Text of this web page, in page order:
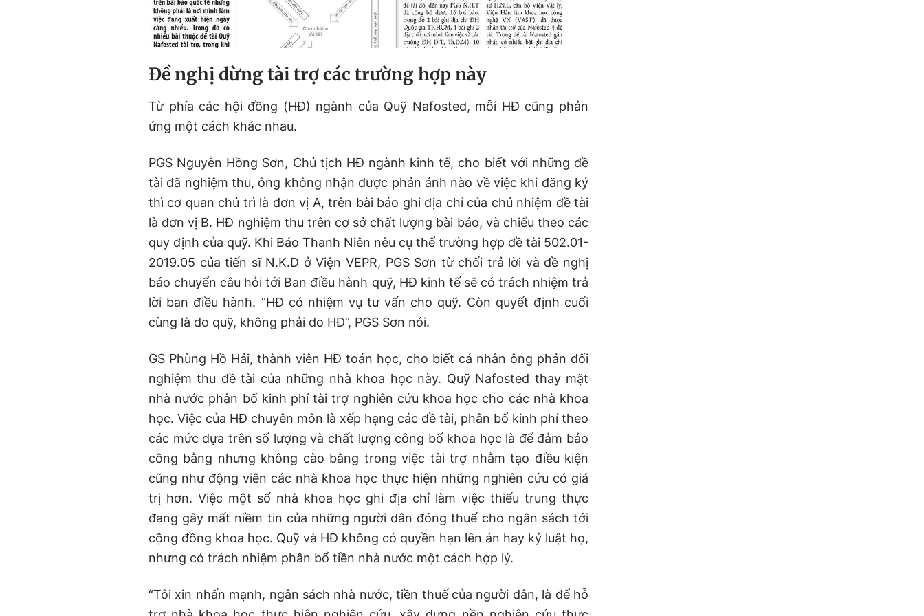
Đề nghị dừng tài trợ các trường hợp này
Từ phía các hội đồng (HĐ) ngành của Quỹ Nafosted, mỗi HĐ cũng phản
ứng một cách khác nhau.
PGS Nguyễn Hồng Sơn, Chủ tịch HĐ ngành kinh tế, cho biết với những đề
tài đã nghiệm thu, ông không nhận được phản ánh nào về việc khi đăng ký
thì cơ quan chủ trì là đơn vị A, trên bài báo ghi địa chỉ của chủ nhiệm đề tài
là đơn vị B. HĐ nghiệm thu trên cơ sở chất lượng bài báo, và chiểu theo các
quy định của quỹ. Khi Báo Thanh Niên nêu cụ thể trường hợp đề tài 502.01-
2019.05 của tiến sĩ N.K.D ở Viện VEPR, PGS Sơn từ chối trả lời và đề nghị
báo chuyển câu hỏi tới Ban điều hành quỹ, HĐ kinh tế sẽ có trách nhiệm trả
lời ban điều hành. “HĐ có nhiệm vụ tư vấn cho quỹ. Còn quyết định cuối
cùng là do quỹ, không phải do HĐ”, PGS Sơn nói.
GS Phùng Hồ Hải, thành viên HĐ toán học, cho biết cá nhân ông phản đối
nghiệm thu đề tài của những nhà khoa học này. Quỹ Nafosted thay mặt
nhà nước phân bổ kinh phí tài trợ nghiên cứu khoa học cho các nhà khoa
học. Việc của HĐ chuyên môn là xếp hạng các đề tài, phân bổ kinh phí theo
các mức dựa trên số lượng và chất lượng công bố khoa học là để đảm bảo
công bằng nhưng không cào bằng trong việc tài trợ nhằm tạo điều kiện
cũng như động viên các nhà khoa học thực hiện những nghiên cứu có giá
trị hơn. Việc một số nhà khoa học ghi địa chỉ làm việc thiếu trung thực
đang gây mất niềm tin của những người dân đóng thuế cho ngân sách tới
cộng đồng khoa học. Quỹ và HĐ không có quyền hạn lên án hay kỷ luật họ,
nhưng có trách nhiệm phân bổ tiền nhà nước một cách hợp lý.
“Tôi xin nhấn mạnh, ngân sách nhà nước, tiền thuế của người dân, là để hỗ